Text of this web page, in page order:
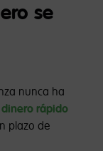
se
nunca ha
dinero rápido
plazo de